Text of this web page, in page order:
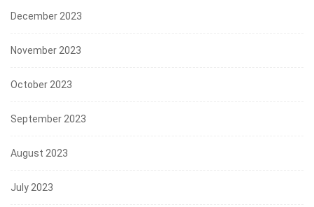
December 2023
November 2023
October 2023
September 2023
August 2023
July 2023